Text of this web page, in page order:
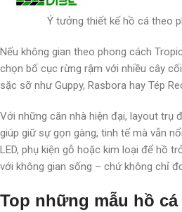
Ý tưởng thiết kế hồ cá theo
Nếu không gian theo phong cách
chọn bố cục rừng rậm với nhiều cây
sặc sỡ như Guppy, Rasbora hay Tép
Với những căn nhà hiện đại, layout trụ
giúp giữ sự gọn gàng, tinh tế mà vẫn
LED, phụ kiện gỗ hoặc kim loại để hồ
với không gian sống – chứ không chỉ
Top những mẫu hồ